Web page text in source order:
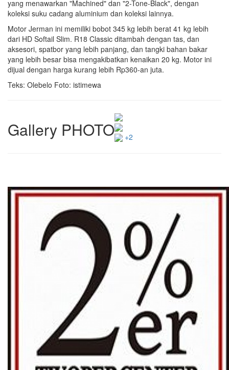
yang menawarkan "Machined" dan "2-Tone-Black", dengan
koleksi suku cadang aluminium dan koleksi lainnya.
Motor Jerman ini memiliki bobot 345 kg lebih berat 41 kg lebih
dari HD Softail Slim. R18 Classic ditambah dengan tas, dan
aksesori, spatbor yang lebih panjang, dan tangki bahan bakar
yang lebih besar bisa mengakibatkan kenaikan 20 kg. Motor ini
dijual dengan harga kurang lebih Rp360-an juta.
Teks: Olebelo Foto: istimewa
Gallery PHOTO +2